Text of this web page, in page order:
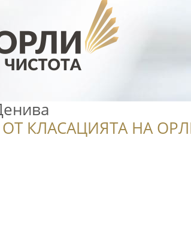
КЛАСАЦИЯТА НА